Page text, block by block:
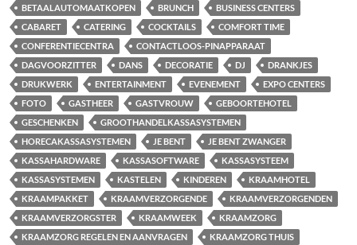
BETAALAUTOMAATKOPEN
BRUNCH
BUSINESS CENTERS
CABARET
CATERING COCKTAILS
COMFORT TIME
CONFERENTIECENTRA
CONTACTLOOS-PINAPPARAAT
DAGVOORZITTER
DANS DECORATIE DJ
DRANKJES
DRUKWERK
ENTERTAINMENT EVENEMENT
EXPO CENTERS
FOTO
GASTHEER GASTVROUW
GEBOORTEHOTEL
GESCHENKEN
GROOTHANDELKASSASYSTEMEN
HORECAKASSASYSTEMEN
JE BENT
JE BENT ZWANGER
KASSAHARDWARE
KASSASOFTWARE
KASSASYSTEEM
KASSASYSTEMEN
KASTELEN KINDEREN
KRAAMHOTEL
KRAAMPAKKET
KRAAMVERZORGENDE
KRAAMVERZORGENDEN
KRAAMVERZORGSTER
KRAAMWEEK
KRAAMZORG
KRAAMZORG REGELEN EN AANVRAGEN
KRAAMZORG THUIS